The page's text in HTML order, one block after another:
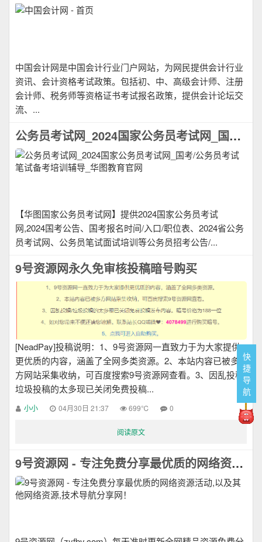
中国会计网是中国会计行业门户网站，为网民提供会计行业
资讯、会计资格考试政策。包括初、中、高级会计师、注册
会计师、税务师等资格证书考试报名政策，提供会计论坛交
流、...
公务员考试网_2024国家公务员考试网_国考/公务员考试笔试备考培训辅导_华图教育官网
【华图国家公务员考试网】提供2024国家公务员考试
网,2024国考公告、国考报名时间/入口/职位表、2024省公务
员考试网、公务员笔试面试培训等公务员招考公告/...
9号资源网永久免审核投稿暗号购买
[NeadPay]投稿说明：1、9号资源网一直致力于为大家提供
更优质的内容，涵盖了全网多类资源。2、本站内容已被多
方网站采集收纳，可百度搜索9号资源网查看。3、因乱投稿/
垃圾投稿的太多现已关闭免费投稿...
小小 04月30日 21:37 699℃ 0
阅读原文
9号资源网 - 专注免费分享最优质的网络资源活动,以及其他网络资源,技术导航分享网！
快
捷
导
航